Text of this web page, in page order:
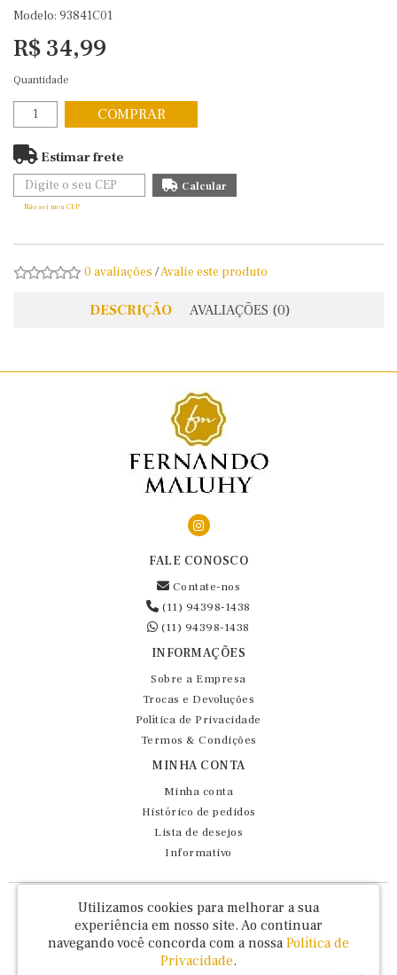
Modelo: 93841C01
R$ 34,99
Quantidade
COMPRAR
Estimar frete
Não sei meu CEP
0 avaliações /Avalie este produto
DESCRIÇÃO AVALIAÇÕES (0)
FALE CONOSCO
Contate-nos
(11) 94398-1438
(11) 94398-1438
INFORMAÇÕES
Sobre a Empresa
Trocas e Devoluções
Política de Privacidade
Termos & Condições
MINHA CONTA
Minha conta
Histórico de pedidos
Lista de desejos
Informativo
Fernando Maluhy Cia Ltda - CNPJ: 60.458.825/0001-86
Rua Dr Euclydes da Cunha, 47 - Brás - São Paulo / SP - CEP 03016-030
Utilizamos cookies para melhorar a sua
experiência em nosso site. Ao continuar
navegando você concorda com a nossa Política de
Privacidade.